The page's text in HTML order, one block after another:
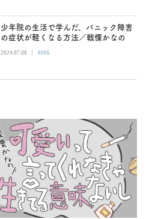
少年院の生活で学んだ、パニック障害
の症状が軽くなる方法／戦慄かなの
2024.07.08 | #006